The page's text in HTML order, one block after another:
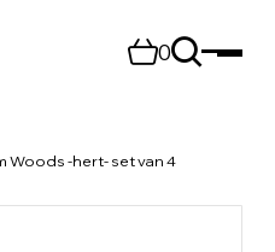
0
Woods -hert- set van 4